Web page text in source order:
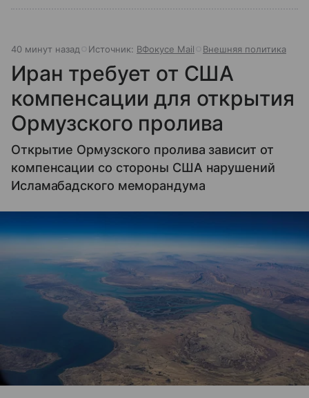
40 минут назад Источник: ВФокусе Mail Внешняя политика
Иран требует от США
компенсации для открытия
Ормузского пролива
Открытие Ормузского пролива зависит от
компенсации со стороны США нарушений
Исламабадского меморандума